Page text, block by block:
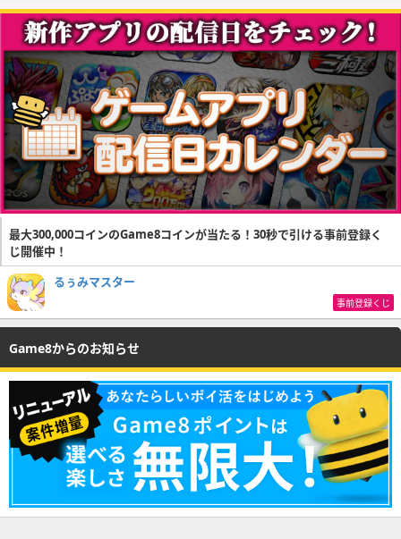
最大300,000コインのGame8コインが当たる！30秒で引ける事前登録く
じ開催中！
るぅみマスター
事前登録くじ
Game8からのお知らせ